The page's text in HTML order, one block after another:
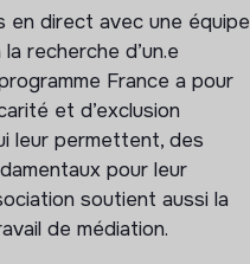
en direct avec une équipe
recherche d’un.e
France a pour
et d’exclusion
leur permettent, des
pour leur
soutient aussi la
de médiation.